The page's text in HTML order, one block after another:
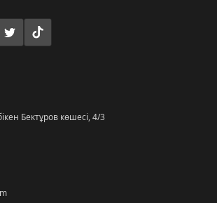
Бектұров көшесі, 4/3